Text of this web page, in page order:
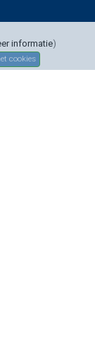
informatie)
cookies